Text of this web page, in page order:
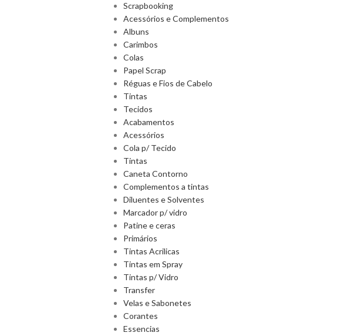
Scrapbooking
Acessórios e Complementos
Albuns
Carimbos
Colas
Papel Scrap
Réguas e Fios de Cabelo
Tintas
Tecidos
Acabamentos
Acessórios
Cola p/ Tecido
Tintas
Caneta Contorno
Complementos a tintas
Diluentes e Solventes
Marcador p/ vidro
Patine e ceras
Primários
Tintas Acrilicas
Tintas em Spray
Tintas p/ Vidro
Transfer
Velas e Sabonetes
Corantes
Essencias